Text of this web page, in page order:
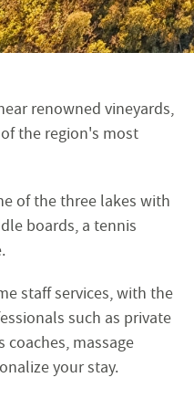
tennis court,
this refined
renowned vineyards,
the region's most
of the three lakes with
boards, a tennis
staff services, with the
such as private
coaches, massage
your stay.
– Décret n° 2005-1315
titulaire de la carte
des Professionnels
Q.B.E Europe SA/NV -
% TTC (5 % + TVA 20
cas de litige est :
Aix-en-Provence
GARCIN PROVENCE - 8
au capital de 3 000 €